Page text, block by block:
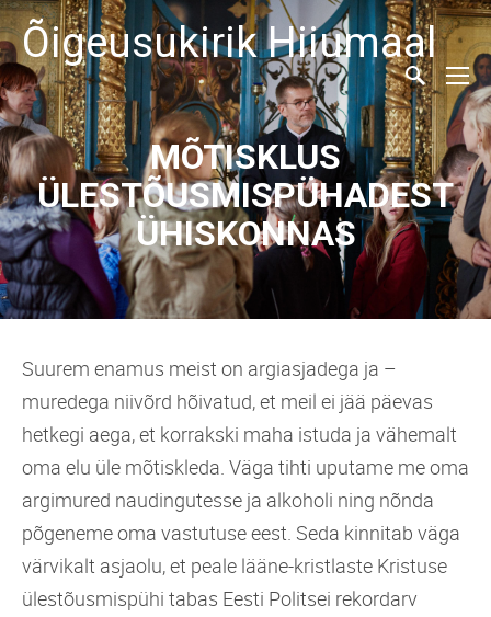
Õigeusukirik Hiiumaal
MÕTISKLUS
ÜLESTÕUSMISPÜHADEST
ÜHISKONNAS
Suurem enamus meist on argiasjadega ja –
muredega niivõrd hõivatud, et meil ei jää päevas
hetkegi aega, et korrakski maha istuda ja vähemalt
oma elu üle mõtiskleda. Väga tihti uputame me oma
argimured naudingutesse ja alkoholi ning nõnda
põgeneme oma vastutuse eest. Seda kinnitab väga
värvikalt asjaolu, et peale lääne-kristlaste Kristuse
ülestõusmispühi tabas Eesti Politsei rekordarv